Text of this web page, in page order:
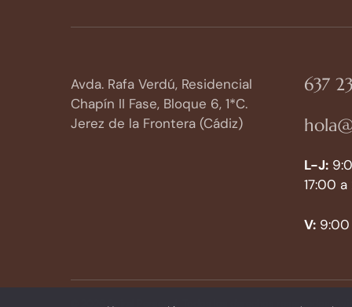
Avda. Rafa Verdú, Residencial
Chapín II Fase, Bloque 6, 1*C.
Jerez de la Frontera (Cádiz)
637
L-J:
17:00
V: 9:00
© 2026 Spiral Personal. Todos los derechos reservados.